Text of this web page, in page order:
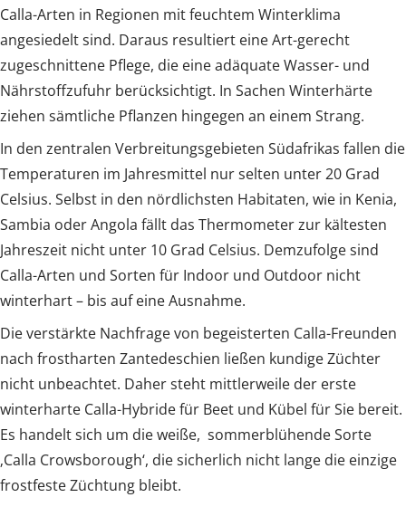
Calla-Arten in Regionen mit feuchtem Winterklima
angesiedelt sind. Daraus resultiert eine Art-gerecht
zugeschnittene Pflege, die eine adäquate Wasser- und
Nährstoffzufuhr berücksichtigt. In Sachen Winterhärte
ziehen sämtliche Pflanzen hingegen an einem Strang.
In den zentralen Verbreitungsgebieten Südafrikas fallen die
Temperaturen im Jahresmittel nur selten unter 20 Grad
Celsius. Selbst in den nördlichsten Habitaten, wie in Kenia,
Sambia oder Angola fällt das Thermometer zur kältesten
Jahreszeit nicht unter 10 Grad Celsius. Demzufolge sind
Calla-Arten und Sorten für Indoor und Outdoor nicht
winterhart – bis auf eine Ausnahme.
Die verstärkte Nachfrage von begeisterten Calla-Freunden
nach frostharten Zantedeschien ließen kundige Züchter
nicht unbeachtet. Daher steht mittlerweile der erste
winterharte Calla-Hybride für Beet und Kübel für Sie bereit.
Es handelt sich um die weiße, sommerblühende Sorte
‚Calla Crowsborough‘, die sicherlich nicht lange die einzige
frostfeste Züchtung bleibt.